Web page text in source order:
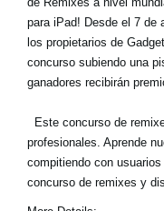
para iPad! Desde el 7 de
los propietarios de
concurso subiendo una
ganadores recibirán
Este concurso de
profesionales. Aprende
compitiendo con
concurso de remixes y